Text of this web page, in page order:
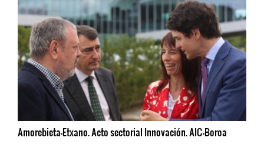
Amorebieta-Etxano. Acto sectorial Innovación. AIC-Boroa